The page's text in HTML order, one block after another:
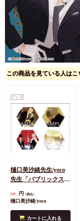
この商品を見ている人はこ
グッズ
樋口美沙緒先生/yoco
先生「パブリックスク
り愛をこめてIIー」ト
コースター（全4種）
660 円 （税込）
樋口美沙緒/yoco
カートに入れる